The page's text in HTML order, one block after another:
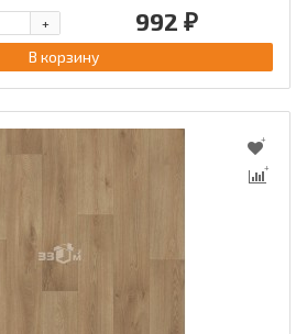
992 ₽
+
В корзину